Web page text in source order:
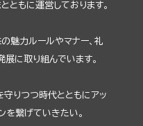
ともに運営しております。
魅力ルールやマナー、礼
展に取り組んでいます。
りつつ時代とともにアッ
を繋げていきたい。